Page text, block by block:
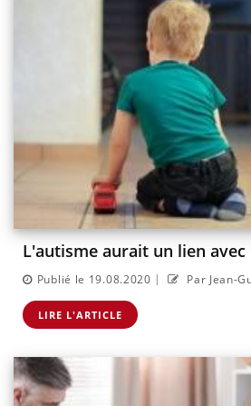
L'autisme aurait un lien
Publié le 19.08.2020 | Par Jean-
LIRE L'ARTICLE